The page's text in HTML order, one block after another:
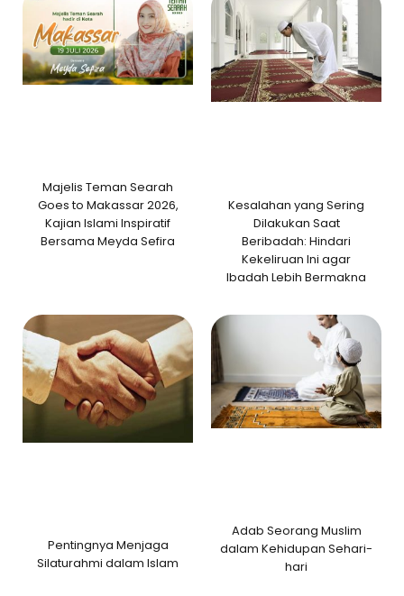
Majelis Teman Searah
Goes to Makassar 2026,
Kajian Islami Inspiratif
Bersama Meyda Sefira
Kesalahan yang Sering
Dilakukan Saat
Beribadah: Hindari
Kekeliruan Ini agar
Ibadah Lebih Bermakna
Pentingnya Menjaga
Silaturahmi dalam Islam
Adab Seorang Muslim
dalam Kehidupan Sehari-
hari